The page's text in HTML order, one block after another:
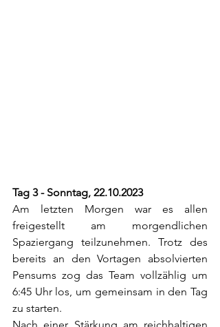
Tag 3 - Sonntag, 22.10.2023
Am letzten Morgen war es allen
freigestellt am morgendlichen
Spaziergang teilzunehmen. Trotz des
bereits an den Vortagen absolvierten
Pensums zog das Team vollzählig um
6:45 Uhr los, um gemeinsam in den Tag
zu starten.